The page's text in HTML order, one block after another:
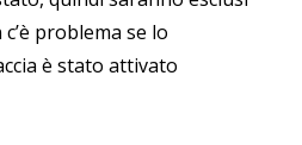
problema se lo
è stato attivato